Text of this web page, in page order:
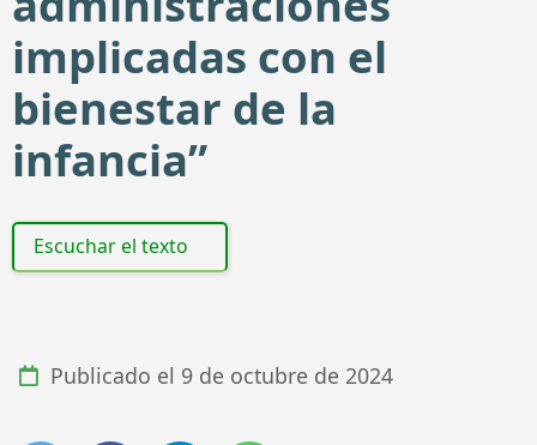
implicadas con el
bienestar de la
infancia”
Escuchar el texto
Publicado el 9 de octubre de 2024